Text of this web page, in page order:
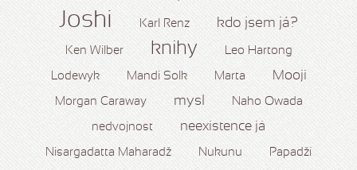
Joshi Karl Renz kdo jsem já?
Ken Wilber knihy Leo Hartong
Lodewyk Mandi Solk Marta Mooji
Morgan Caraway mysl Naho Owada
nedvojnost neexistence já
Nisargadatta Maharadž Nukunu Papadží